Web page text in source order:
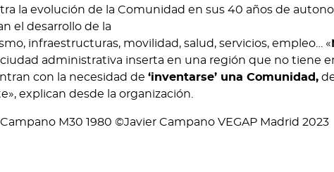
la evolución de la Comunidad en sus 40 años de
el desarrollo de la
infraestructuras, movilidad, salud, servicios, empleo… «
administrativa inserta en una región que no tiene
con la necesidad de ‘inventarse’ una Comunidad,
explican desde la organización.